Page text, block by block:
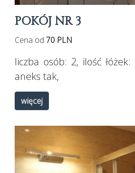
POKÓJ NR 3
Cena od 70 PLN
liczba osób: 2, ilość łóżek:
aneks tak,
więcej